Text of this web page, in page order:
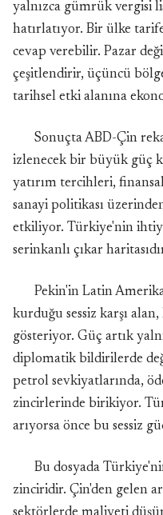
yalnızca gümrük vergisi
hatırlatıyor. Bir ülke
cevap verebilir. Pazar
çeşitlendirir, üçüncü
tarihsel etki alanına
Sonuçta ABD-Çin
izlenecek bir büyük güç
yatırım tercihleri,
sanayi politikası
etkiliyor. Türkiye'nin
serinkanlı çıkar
Pekin'in Latin
kurduğu sessiz karşı
gösteriyor. Güç artık
diplomatik bildirilerde
petrol sevkiyatlarında,
zincirlerinde birikiyor.
arıyorsa önce bu sessiz
Bu dosyada
zinciridir. Çin'den gelen